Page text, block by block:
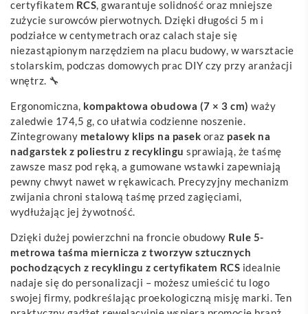
certyfikatem RCS, gwarantuje solidność oraz mniejsze
zużycie surowców pierwotnych. Dzięki długości 5 m i
podziałce w centymetrach oraz calach staje się
niezastąpionym narzędziem na placu budowy, w warsztacie
stolarskim, podczas domowych prac DIY czy przy aranżacji
wnętrz. 🔧
Ergonomiczna, kompaktowa obudowa (7 × 3 cm) waży
zaledwie 174,5 g, co ułatwia codzienne noszenie.
Zintegrowany metalowy klips na pasek oraz pasek na
nadgarstek z poliestru z recyklingu sprawiają, że taśmę
zawsze masz pod ręką, a gumowane wstawki zapewniają
pewny chwyt nawet w rękawicach. Precyzyjny mechanizm
zwijania chroni stalową taśmę przed zagięciami,
wydłużając jej żywotność.
Dzięki dużej powierzchni na froncie obudowy Rule 5-
metrowa taśma miernicza z tworzyw sztucznych
pochodzących z recyklingu z certyfikatem RCS idealnie
nadaje się do personalizacji – możesz umieścić tu logo
swojej firmy, podkreślając proekologiczną misję marki. Ten